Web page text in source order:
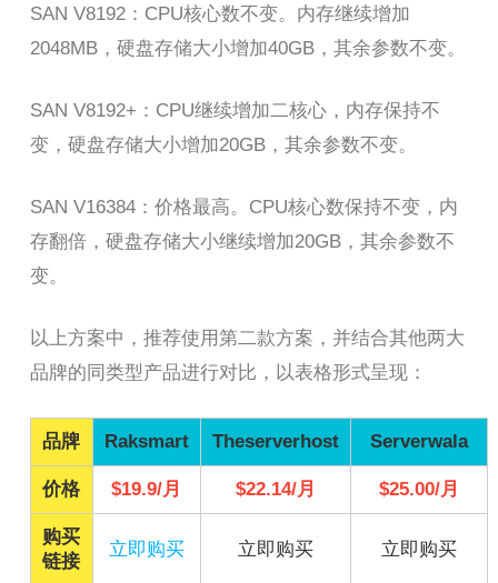
SAN V8192：CPU核心数不变。内存继续增加
2048MB，硬盘存储大小增加40GB，其余参数不变。
SAN V8192+：CPU继续增加二核心，内存保持不
变，硬盘存储大小增加20GB，其余参数不变。
SAN V16384：价格最高。CPU核心数保持不变，内
存翻倍，硬盘存储大小继续增加20GB，其余参数不
变。
以上方案中，推荐使用第二款方案，并结合其他两大
品牌的同类型产品进行对比，以表格形式呈现：
品牌 Raksmart Theserverhost Serverwala
价格 $19.9/月 $22.14/月 $25.00/月
购买
链接
立即购买 立即购买 立即购买